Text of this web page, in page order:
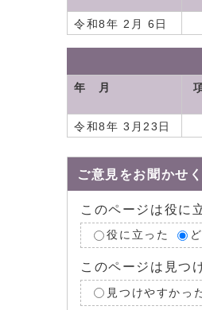
令和8年 2月 6日
年 月
令和8年 3月23日
ご意見をお聞かせ
このページは役に
役に立った
このページは見つ
見つけやすかっ